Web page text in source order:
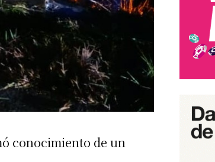
conocimiento de un